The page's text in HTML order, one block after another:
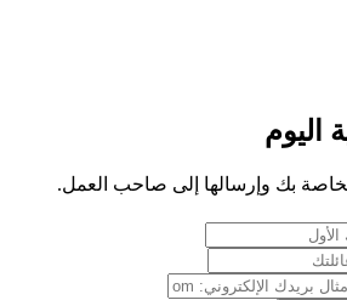
اليوم
بك وإرسالها إلى صاحب العمل.